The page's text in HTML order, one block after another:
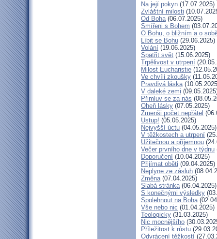
Na její pokyn (17.07.2025)
Zvláštní milosti
Od Boha(06.07.2025)
Smířeni s Bohem
O Bohu, o bližním a o
Líbit se Bohu (29.06.2025)
Volání (19.06.2025)
Spatřit svět (15.06.2025)
Trpělivost v utrpení
Milost Eucharistie
Ve chvíli zkoušky
Pravdivá láska
V daleké zemi
Přimluv se za nás
Oheň lásky (07.05.2025)
Zmenši počet nepřátel
Ustup! (05.05.2025)
Nejvyšší úctu (04.05.2025)
V těžkostech a utrpení
Užitečnou a příjemnou
Večer prvního dne v týdnu
Doporučení (10.04.2025)
Přijímat oběti (09.04.2025)
Neplyne ze zásluh
Změna(07.04.2025)
Slabá stránka(06.04.2025)
S konečnými výsledky
Spolehnout na Boha
Vše nebo nic (01.04.2025)
Teologicky (31.03.2025)
Nic mocnějšího
Příležitost k růstu
Odvrácení těžkostí